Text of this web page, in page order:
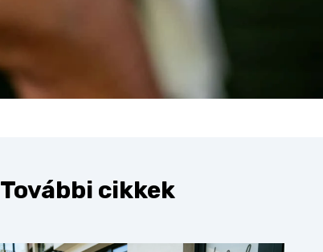
További cikkek